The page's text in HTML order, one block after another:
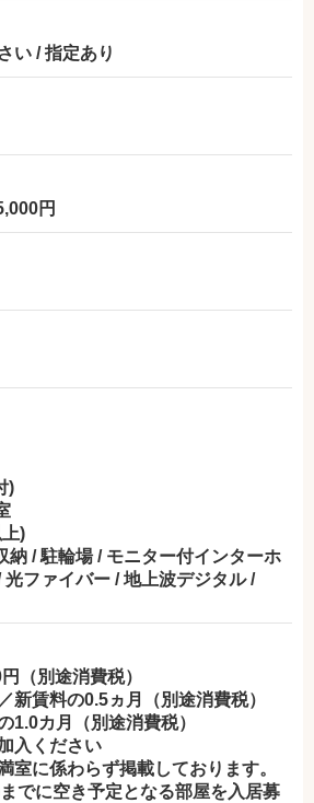
い / 指定あり
円
)
)
納 / 駐輪場 / モニター付インターホ
光ファイバー / 地上波デジタル /
（別途消費税）
新賃料の0.5ヵ月（別途消費税）
1.0カ月（別途消費税）
入ください
室に係わらず掲載しております。
でに空き予定となる部屋を入居募